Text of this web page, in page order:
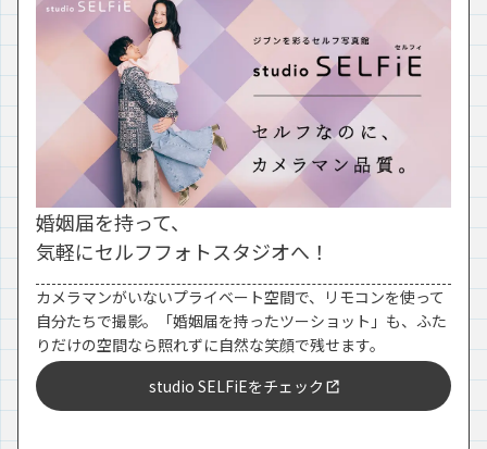
婚姻届を持って、
気軽にセルフフォトスタジオへ！
カメラマンがいないプライベート空間で、リモコンを使って
自分たちで撮影。「婚姻届を持ったツーショット」も、ふた
りだけの空間なら照れずに自然な笑顔で残せます。
studio SELFiEをチェック